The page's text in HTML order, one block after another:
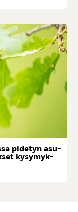
pi­de­tyn asu­
ky­sy­myk­